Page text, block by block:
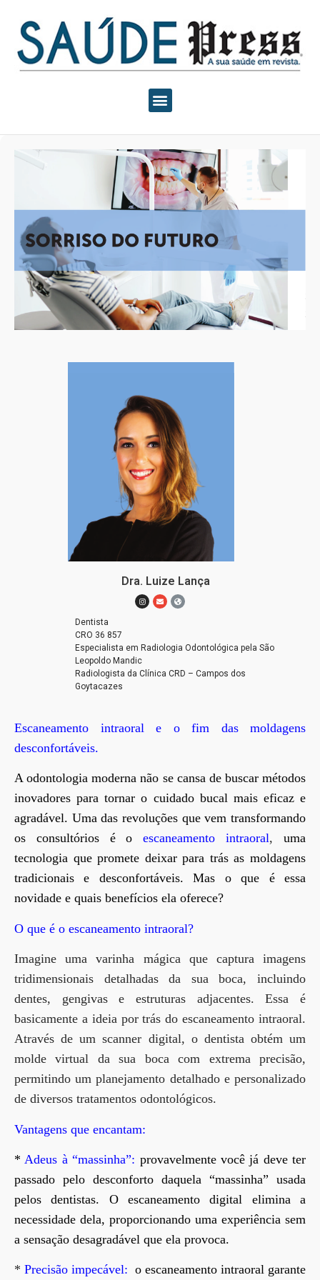
Dra. Luize Lança
Dentista
CRO 36 857
Especialista em Radiologia Odontológica pela São
Leopoldo Mandic
Radiologista da Clínica CRD – Campos dos
Goytacazes
Escaneamento intraoral e o fim das moldagens
desconfortáveis.
A odontologia moderna não se cansa de buscar métodos
inovadores para tornar o cuidado bucal mais eficaz e
agradável. Uma das revoluções que vem transformando
os consultórios é oescaneamento intraoral, uma
tecnologia que promete deixar para trás as moldagens
tradicionais e desconfortáveis. Mas o que é essa
novidade e quais benefícios ela oferece?
O que é o escaneamento intraoral?
Imagine uma varinha mágica que captura imagens
tridimensionais detalhadas da sua boca, incluindo
dentes, gengivas e estruturas adjacentes. Essa é
basicamente a ideia por trás do escaneamento intraoral.
Através de um scanner digital, o dentista obtém um
molde virtual da sua boca com extrema precisão,
permitindo um planejamento detalhado e personalizado
de diversos tratamentos odontológicos.
Vantagens que encantam:
* Adeus à “massinha”: provavelmente você já deve ter
passado pelo desconforto daquela “massinha” usada
pelos dentistas. O escaneamento digital elimina a
necessidade dela, proporcionando uma experiência sem
a sensação desagradável que ela provoca.
* Precisão impecável: o escaneamento intraoral garante